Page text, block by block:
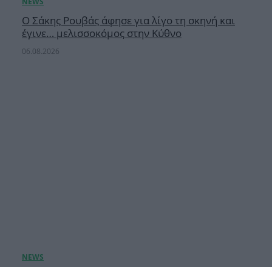
Ο Σάκης Ρουβάς άφησε για λίγο τη σκηνή και
έγινε… μελισσοκόμος στην Κύθνο
06.08.2026